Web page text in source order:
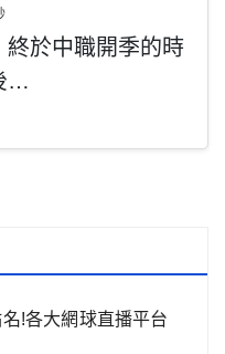
終於中職開季的時
…
!各大網球直播平台